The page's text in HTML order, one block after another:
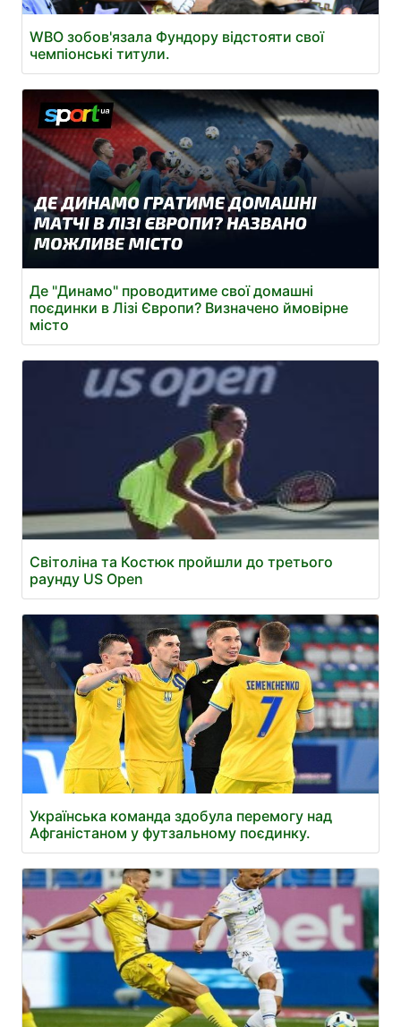
WBO зобов'язала Фундору відстояти свої
чемпіонські титули.
Де "Динамо" проводитиме свої домашні
поєдинки в Лізі Європи? Визначено ймовірне
місто
Світоліна та Костюк пройшли до третього
раунду US Open
Українська команда здобула перемогу над
Афганістаном у футзальному поєдинку.